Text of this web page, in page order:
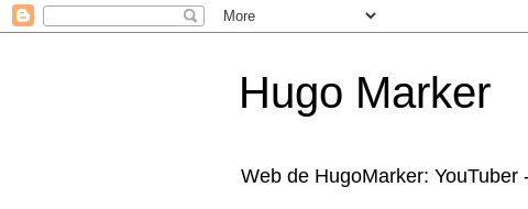
Hugo Marker
Web de HugoMarker: YouTuber